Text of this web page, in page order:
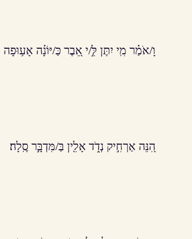
וָ/אֹמַ֗ר מִֽי יִתֶּן לִּ֣/י אֵ֭בֶר כַּ/יּוֹנָ֗ה אָע֥וּפָה
הִ֭נֵּה אַרְחִ֣יק נְדֹ֑ד אָלִ֖ין בַּ/מִּדְבָּ֣ר סֶֽלָה׃